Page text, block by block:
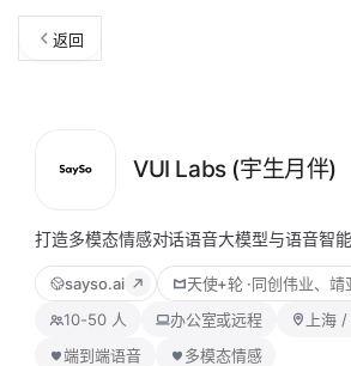
返回
VUI Labs (宇生月伴)
打造多模态情感对话语音大模型与语音智
sayso.ai 天使+轮 ·同创伟业、靖
10-50 人
办公室或远程
上海
端到端语音
多模态情感